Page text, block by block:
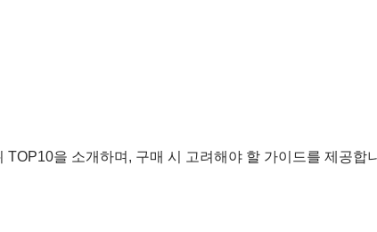
을 소개하며, 구매 시 고려해야 할 가이드를 제공합